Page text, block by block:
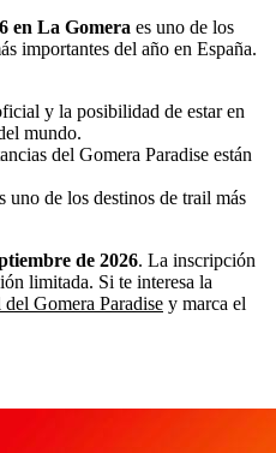
en La Gomera es uno de los
importantes del año en España.
y la posibilidad de estar en
mundo.
del Gomera Paradise están
uno de los destinos de trail más
de 2026. La inscripción
limitada. Si te interesa la
Gomera Paradise y marca el